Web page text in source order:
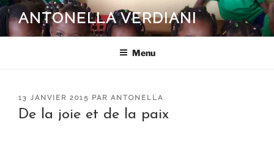
Aller
au
contenu
ANTONELLA VERDIANI
Menu
PUBLIÉ
LE
13 JANVIER 2015 PAR ANTONELLA
De la joie et de la paix